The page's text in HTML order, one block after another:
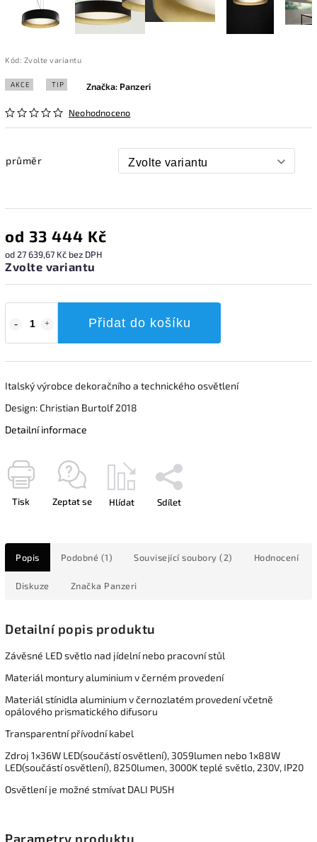
Kód: Zvolte variantu
AKCE TIP
Neohodnoceno
Značka: Panzeri
průměr
od 33 444 Kč
od27 639,67 Kč bez DPH
Zvolte variantu
Přidat do košíku
Italský výrobce dekoračního a technického osvětlení
Design: Christian Burtolf 2018
Detailní informace
Tisk Zeptat se Hlídat Sdílet
Popis Podobné (1) Související soubory (2) Hodnocení
Diskuze Značka Panzeri
Detailní popis produktu
Závěsné LED světlo nad jídelní nebo pracovní stůl
Materiál montury aluminium v černém provedení
Materiál stínidla aluminium v černozlatém provedení včetně
opálového prismatického difusoru
Transparentní přívodní kabel
Zdroj 1x36W LED(součástí osvětlení), 3059lumen nebo 1x88W
LED(součástí osvětlení), 8250lumen, 3000K teplé světlo, 230V, IP20
Osvětlení je možné stmívat DALI PUSH
Parametry produktu